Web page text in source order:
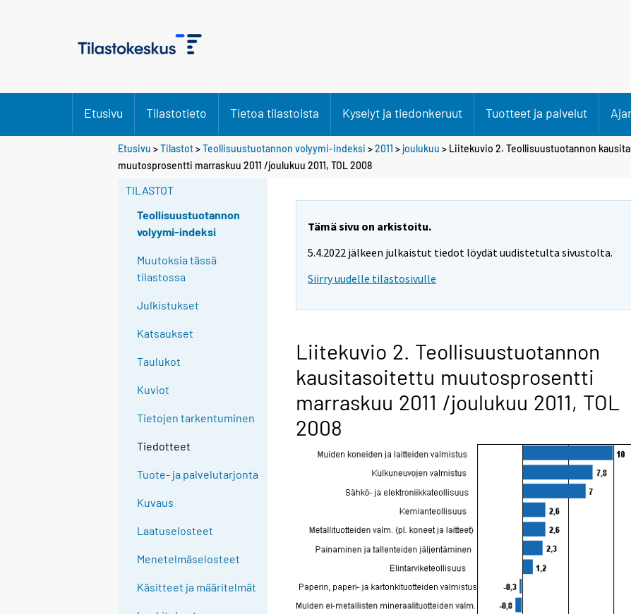
Etusivu Tilastotieto Tietoa tilastoista Kyselyt ja tiedonkeruut Tuotteet ja palvelut
Etusivu >Tilastot>Teollisuustuotannon volyymi-indeksi >2011 > joulukuu > Liitekuvio 2. Teollisuustuotannon
muutosprosentti marraskuu 2011 /joulukuu 2011, TOL 2008
TILASTOT
Teollisuustuotannon
volyymi-indeksi
Muutoksia tässä
tilastossa
Julkistukset
Katsaukset
Taulukot
Kuviot
Tietojen tarkentuminen
Tiedotteet
Tuote- ja palvelutarjonta
Kuvaus
Laatuselosteet
Menetelmäselosteet
Käsitteet ja määritelmät
Tämä sivu on arkistoitu.
5.4.2022 jälkeen julkaistut tiedot löydät uudistetulta sivustolta.
Siirry uudelle tilastosivulle
Liitekuvio 2. Teollisuustuotannon
kausitasoitettu muutosprosentti
marraskuu 2011 /joulukuu 2011, TOL
2008